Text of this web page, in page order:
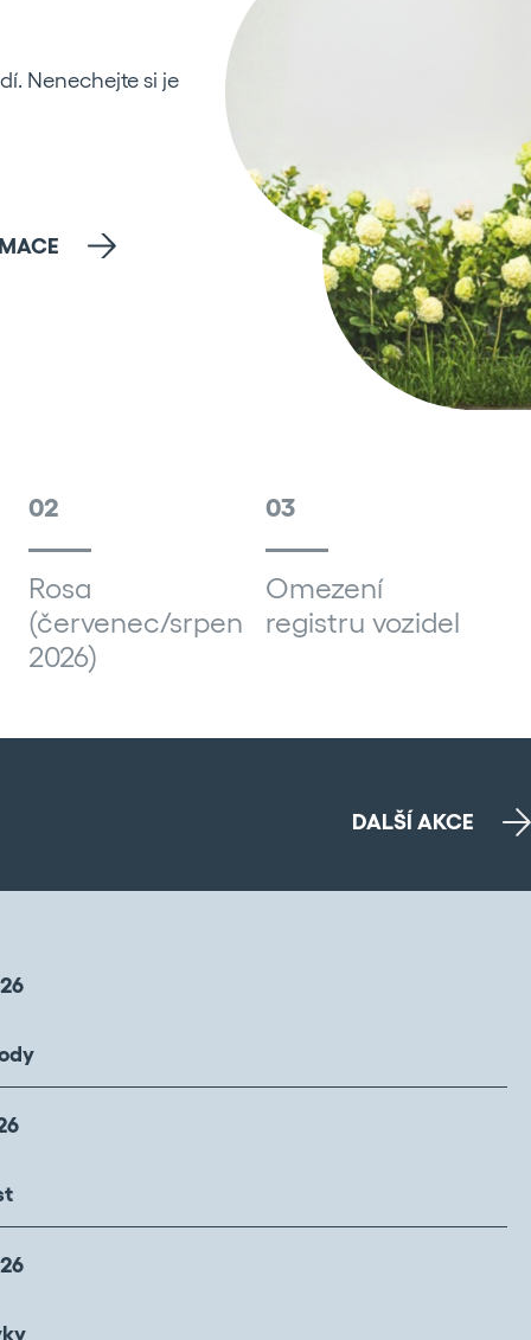
Rosic! Jak na
02
Rosa
(červenec/srpen
2026)
03
Omezení
registru vozidel
DALŠÍ AKCE